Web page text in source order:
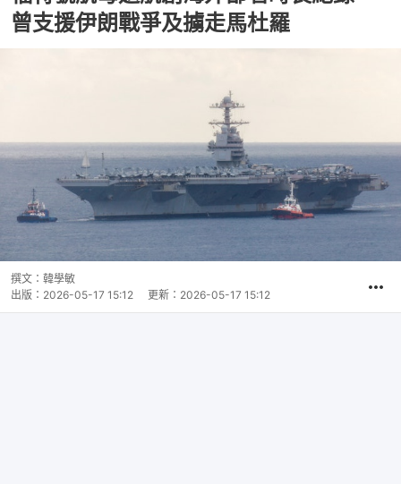
曾支援伊朗戰爭及擄走馬杜羅
撰文： 韓學敏
出版： 2026-05-17 15:12 更新： 2026-05-17 15:12